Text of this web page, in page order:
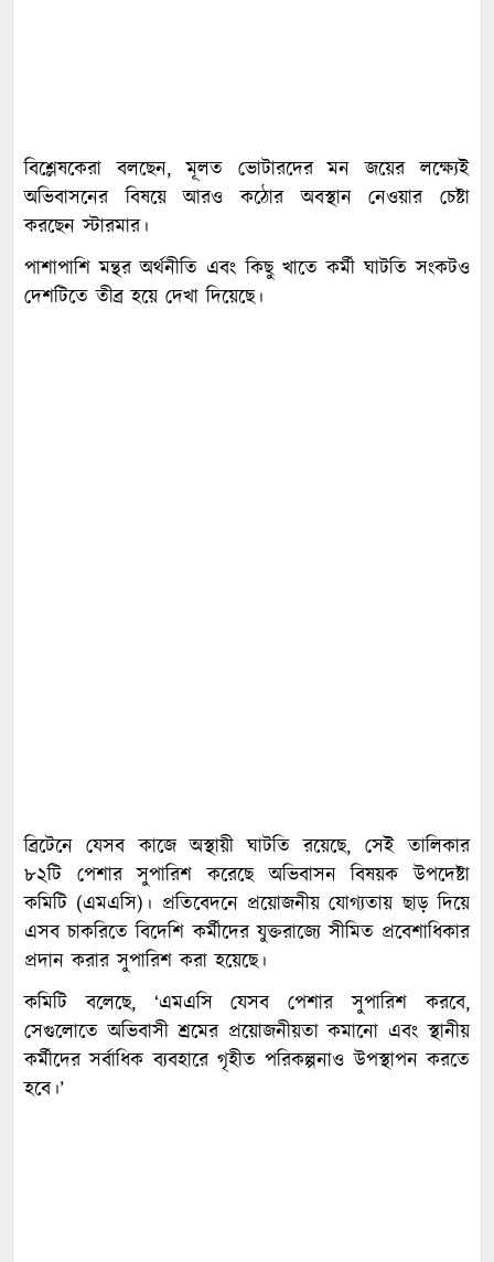
বিশ্লেষকেরা বলছেন, মূলত ভোটারদের মন জয়ের লক্ষ্যেই
অভিবাসনের বিষয়ে আরও কঠোর অবস্থান নেওয়ার চেষ্টা
করছেন স্টারমার।
পাশাপাশি মন্থর অর্থনীতি এবং কিছু খাতে কর্মী ঘাটতি সংকটও
দেশটিতে তীব্র হয়ে দেখা দিয়েছে।
ব্রিটেনে যেসব কাজে অস্থায়ী ঘাটতি রয়েছে, সেই তালিকার
৮২টি পেশার সুপারিশ করেছে অভিবাসন বিষয়ক উপদেষ্টা
কমিটি (এমএসি)। প্রতিবেদনে প্রয়োজনীয় যোগ্যতায় ছাড় দিয়ে
এসব চাকরিতে বিদেশি কর্মীদের যুক্তরাজ্যে সীমিত প্রবেশাধিকার
প্রদান করার সুপারিশ করা হয়েছে।
কমিটি বলেছে, ‘এমএসি যেসব পেশার সুপারিশ করবে,
সেগুলোতে অভিবাসী শ্রমের প্রয়োজনীয়তা কমানো এবং স্থানীয়
কর্মীদের সর্বাধিক ব্যবহারে গৃহীত পরিকল্পনাও উপস্থাপন করতে
হবে।’